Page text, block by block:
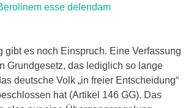
esse delendam
gibt es noch Einspruch. Eine Verfassung
Grundgesetz, das lediglich so lange
deutsche Volk „in freier Entscheidung“
hat (Artikel 146 GG). Das